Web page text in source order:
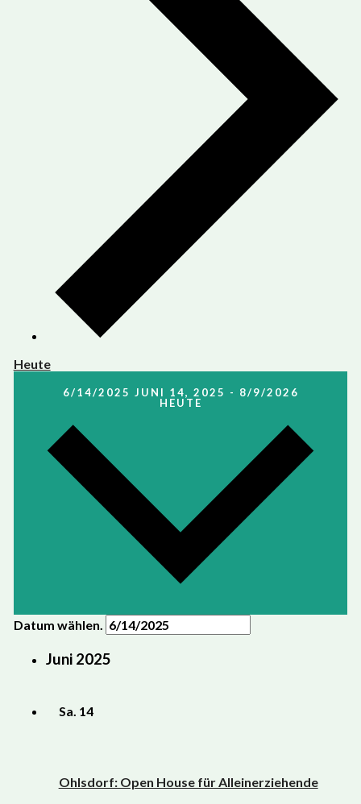
Heute
6/14/2025 JUNI 14, 2025 - 8/9/2026
HEUTE
Datum wählen.
Juni 2025
Sa. 14
Ohlsdorf: Open House für Alleinerziehende